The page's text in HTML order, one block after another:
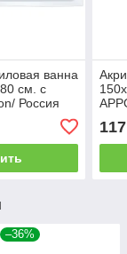
ванна
см. с
Россия
–36%